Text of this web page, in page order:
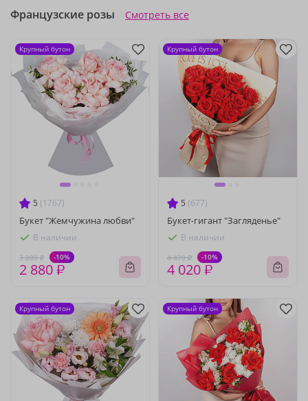
Французские розы Смотреть все
5 (1767)
Букет "Жемчужина любви"
В наличии
3 200 ₽ -10%
2 880 ₽
Крупный бутон
5 (677)
Букет-гигант "Загляденье"
В наличии
4 470 ₽ -10%
4 020 ₽
Крупный бутон
Крупный бутон Крупный бутон